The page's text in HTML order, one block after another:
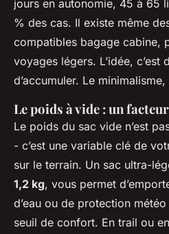
jours en autonomie, 45 à 65
% des cas. Il existe même
compatibles bagage cabine,
voyages légers. L’idée, c’est
d’accumuler. Le
Le poids à vide : un
Le poids du sac vide n’est
- c’est une variable clé de
sur le terrain. Un sac ultra-
1,2 kg, vous permet
d’eau ou de protection
seuil de confort. En trail ou